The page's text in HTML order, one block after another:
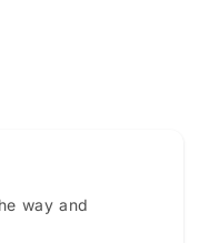
way and